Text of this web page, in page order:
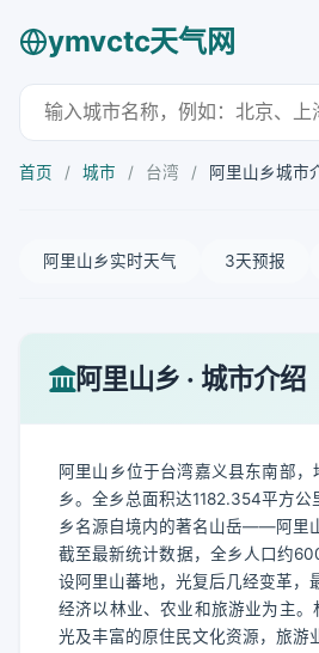
ymvctc天气网
首页 / 城市 / 台湾 / 阿里山乡城市
阿里山乡实时天气 3天预报
阿里山乡 · 城市介绍
阿里山乡位于台湾嘉义县东南部
乡。全乡总面积达1182.354平方公
乡名源自境内的著名山岳——阿里
截至最新统计数据，全乡人口约
设阿里山蕃地，光复后几经变革，
经济以林业、农业和旅游业为主
光及丰富的原住民文化资源，旅游